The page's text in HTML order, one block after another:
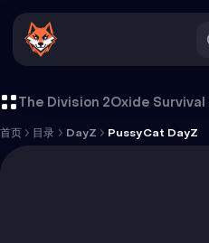
The Division 2
首页 目录 DayZ PussyCat DayZ